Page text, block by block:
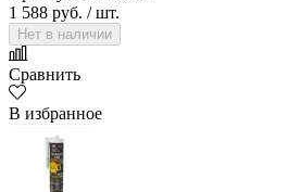
1 588 руб. / шт.
Нет в наличии
Сравнить
В избранное